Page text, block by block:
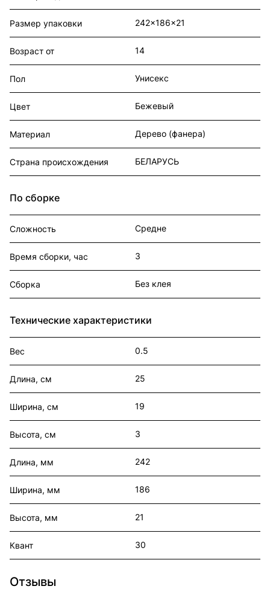
Размер упаковки 242x186x21
Возраст от 14
Пол Унисекс
Цвет Бежевый
Материал Дерево (фанера)
Страна происхождения БЕЛАРУСЬ
По сборке
Сложность Средне
Время сборки, час 3
Сборка Без клея
Технические характеристики
Вес 0.5
Длина, см 25
Ширина, см 19
Высота, см 3
Длина, мм 242
Ширина, мм 186
Высота, мм 21
Квант 30
Отзывы